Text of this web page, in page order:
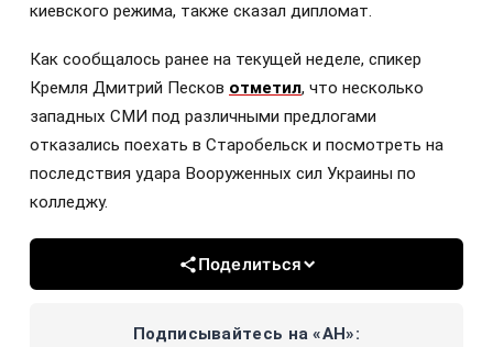
киевского режима, также сказал дипломат.
Как сообщалось ранее на текущей неделе, спикер
Кремля Дмитрий Песков отметил, что несколько
западных СМИ под различными предлогами
отказались поехать в Старобельск и посмотреть на
последствия удара Вооруженных сил Украины по
колледжу.
Поделиться
Подписывайтесь на «АН»: